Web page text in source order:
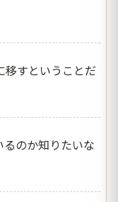
移すということだ
るのか知りたいな